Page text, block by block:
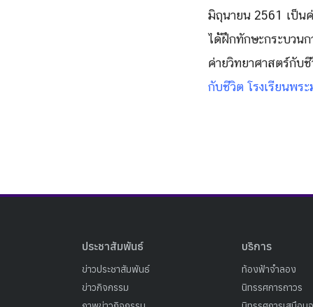
มิถุนายน 2561 เป็น
ได้ฝึกทักษะกระบวนก
ค่ายวิทยาศาสตร์กับชี
กับชีวิต โรงเรียนพร
ประชาสัมพันธ์
ข่าวประชาสัมพันธ์
ข่าวกิจกรรม
บริการ
ท้องฟ้าจำลอง
นิทรรศการถาวร